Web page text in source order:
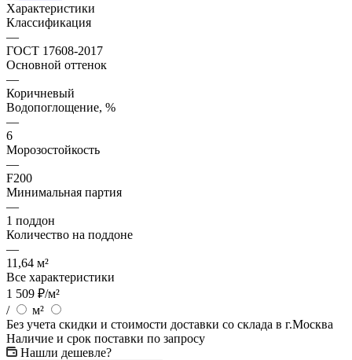
Характеристики
Классификация
—
ГОСТ 17608-2017
Основной оттенок
—
Коричневый
Водопоглощение, %
—
6
Морозостойкость
—
F200
Минимальная партия
—
1 поддон
Количество на поддоне
—
11,64 м²
Все характеристики
1 509 ₽/м²
/
м²
Без учета скидки и стоимости доставки со склада в г.Москва
Наличие и срок поставки по запросу
Нашли дешевле?